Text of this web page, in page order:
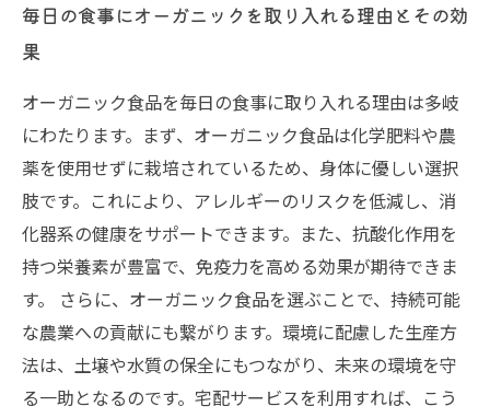
毎日の食事にオーガニックを取り入れる理由とその効
果
オーガニック食品を毎日の食事に取り入れる理由は多岐
にわたります。まず、オーガニック食品は化学肥料や農
薬を使用せずに栽培されているため、身体に優しい選択
肢です。これにより、アレルギーのリスクを低減し、消
化器系の健康をサポートできます。また、抗酸化作用を
持つ栄養素が豊富で、免疫力を高める効果が期待できま
す。 さらに、オーガニック食品を選ぶことで、持続可能
な農業への貢献にも繋がります。環境に配慮した生産方
法は、土壌や水質の保全にもつながり、未来の環境を守
る一助となるのです。宅配サービスを利用すれば、こう